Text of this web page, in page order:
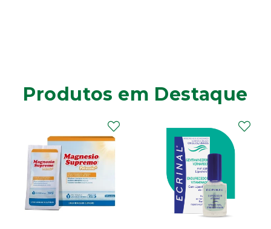
Produtos em Destaque